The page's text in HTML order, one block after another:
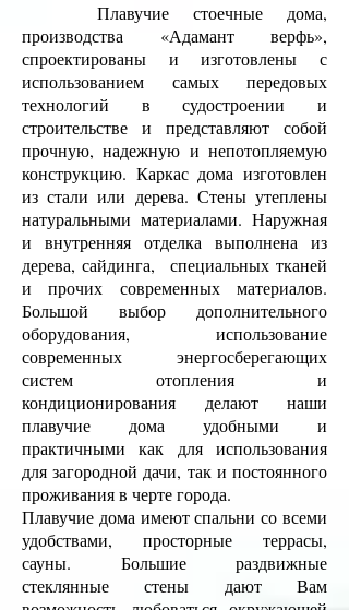
Плавучие стоечные дома,
производства «Адамант верфь»,
спроектированы и изготовлены с
использованием самых передовых
технологий в судостроении и
строительстве и представляют собой
прочную, надежную и непотопляемую
конструкцию. Каркас дома изготовлен
из стали или дерева. Стены утеплены
натуральными материалами. Наружная
и внутренняя отделка выполнена из
дерева, сайдинга, специальных тканей
и прочих современных материалов.
Большой выбор дополнительного
оборудования, использование
современных энергосберегающих
систем отопления и
кондиционирования делают наши
плавучие дома удобными и
практичными как для использования
для загородной дачи, так и постоянного
проживания в черте города.
Плавучие дома имеют спальни со всеми
удобствами, просторные террасы,
сауны. Большие раздвижные
стеклянные стены дают Вам